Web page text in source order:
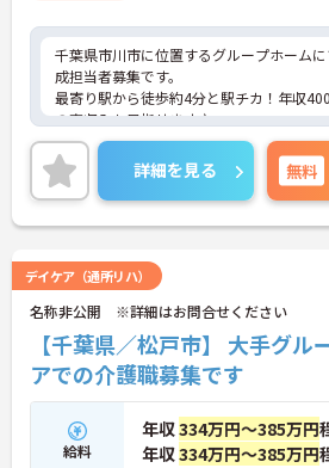
千葉県市川市に位置するグループホーム
成担当者募集です。
最寄り駅から徒歩約4分と駅チカ！年収
の高収入も目指せます♪
ご興味ある方には、面接のポイントなど
細をお話致しますのでお気軽にご相談くだ
詳細を見る 無料
デイケア（通所リハ）
名称非公開 ※詳細はお問合せください
【千葉県／松戸市】 大手グル
アでの介護職募集です
給料
年収334万円～385万円
年収334万円～385万円